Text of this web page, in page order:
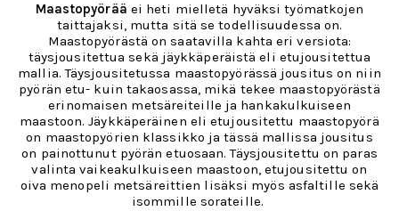
Maastopyörää ei heti mielletä hyväksi työmatkojen
taittajaksi, mutta sitä se todellisuudessa on.
Maastopyörästä on saatavilla kahta eri versiota:
täysjousitettua sekä jäykkäperäistä eli etujousitettua
mallia. Täysjousitetussa maastopyörässä jousitus on niin
pyörän etu- kuin takaosassa, mikä tekee maastopyörästä
erinomaisen metsäreiteille ja hankakulkuiseen
maastoon. Jäykkäperäinen eli etujousitettu maastopyörä
on maastopyörien klassikko ja tässä mallissa jousitus
on painottunut pyörän etuosaan. Täysjousitettu on paras
valinta vaikeakulkuiseen maastoon, etujousitettu on
oiva menopeli metsäreittien lisäksi myös asfaltille sekä
isommille sorateille.